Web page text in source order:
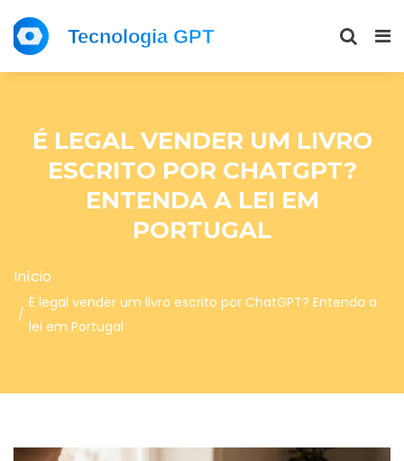
É LEGAL VENDER UM LIVRO
ESCRITO POR CHATGPT?
ENTENDA A LEI EM
PORTUGAL
Início
É legal vender um livro escrito por ChatGPT? Entenda a
lei em Portugal